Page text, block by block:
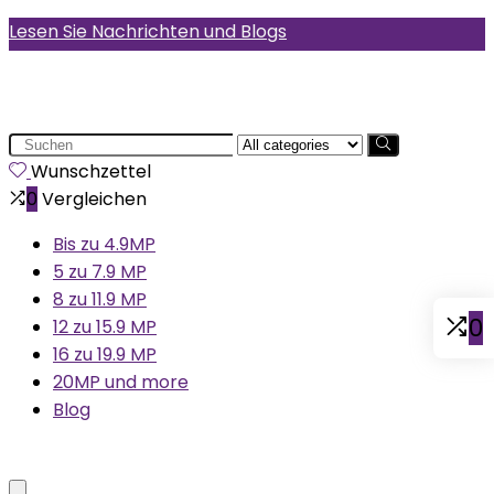
Lesen Sie Nachrichten und Blogs
Search
for:Wunschzettel
0 Vergleichen
Bis zu 4.9MP
5 zu 7.9 MP
8 zu 11.9 MP
12 zu 15.9 MP
16 zu 19.9 MP
20MP und more
Blog
0